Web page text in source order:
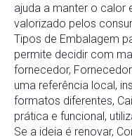
ajuda a manter o calor
valorizado pelos
Tipos de Embalagem
permite decidir com
fornecedor,
uma referência local,
formatos diferentes,
prática e funcional,
Se a ideia é renovar,